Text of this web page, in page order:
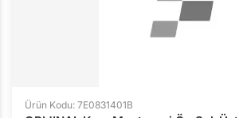
Ürün Kodu: 7E0831401B